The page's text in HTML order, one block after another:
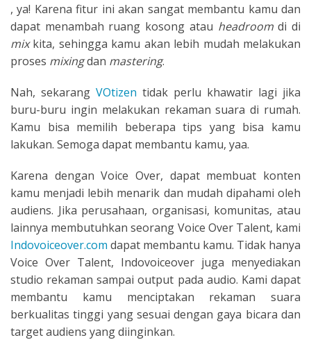
, ya! Karena fitur ini akan sangat membantu kamu dan
dapat menambah ruang kosong atau headroomdi di
mixkita, sehingga kamu akan lebih mudah melakukan
proses mixingdan mastering.
Nah, sekarang VOtizen tidak perlu khawatir lagi jika
buru-buru ingin melakukan rekaman suara di rumah.
Kamu bisa memilih beberapa tips yang bisa kamu
lakukan. Semoga dapat membantu kamu, yaa.
Karena dengan Voice Over, dapat membuat konten
kamu menjadi lebih menarik dan mudah dipahami oleh
audiens. Jika perusahaan, organisasi, komunitas, atau
lainnya membutuhkan seorang Voice Over Talent, kami
Indovoiceover.com dapat membantu kamu. Tidak hanya
Voice Over Talent, Indovoiceover juga menyediakan
studio rekaman sampai output pada audio. Kami dapat
membantu kamu menciptakan rekaman suara
berkualitas tinggi yang sesuai dengan gaya bicara dan
target audiens yang diinginkan.